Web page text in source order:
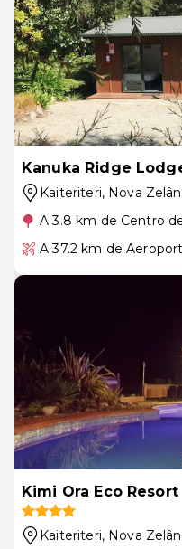
Kanuka Ridge
Kaiteriteri, Nova
A 3.8 km de Centro
A 37.2 km de
Kimi Ora Eco Resort
Kaiteriteri, Nova